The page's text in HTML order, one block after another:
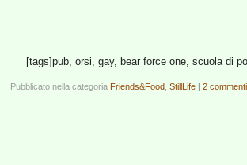
[tags]pub, orsi, gay, bear force one, scuola di
Pubblicato nella categoria Friends&Food StillLife | 2